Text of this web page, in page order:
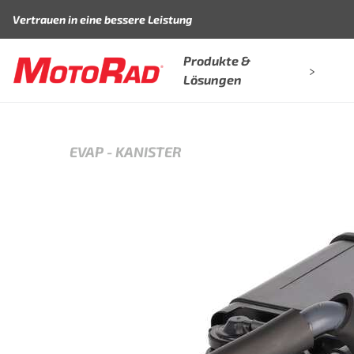
Vertrauen in eine bessere Leistung
Produkte &
Lösungen
EVAP - KANISTER